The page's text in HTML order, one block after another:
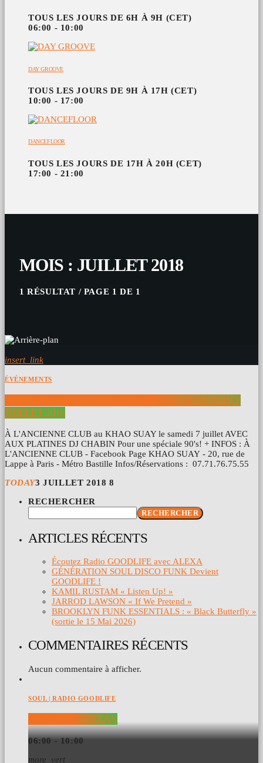
TOUS LES JOURS DE 6H À 9H (CET)
06:00 - 10:00
DAY GROOVE
TOUS LES JOURS DE 9H À 17H (CET)
10:00 - 17:00
DANCEFLOOR
TOUS LES JOURS DE 17H À 20H (CET)
17:00 - 21:00
MOIS : JUILLET 2018
1 RÉSULTAT / PAGE 1 DE 1
insert_link
ÉVÉNEMENTS
À L’ANCIENNE CLUB AU KHAO SUAY LE SAMEDI 7
JUILLET 2018
À L'ANCIENNE CLUB au KHAO SUAY le samedi 7 juillet AVEC
AUX PLATINES DJ CHABIN Pour une spéciale 90's! + INFOS : À
L'ANCIENNE CLUB - Facebook Page KHAO SUAY - 20, rue de
Lappe à Paris - Métro Bastille Infos/Réservations : 07.71.76.75.55
TODAY3 JUILLET 2018 8
RECHERCHER
RECHERCHER
ARTICLES RÉCENTS
Écoutez Radio GOODLIFE avec ALEXA
GÉNÉRATION SOUL DISCO FUNK Devient
GOODLIFE !
KAMIL RUSTAM « Listen Up! »
JARROD LAWSON « If We Pretend »
BROOKLYN FUNK ESSENTIALS : « Black Butterfly »
(sortie le 15 Mai 2026)
COMMENTAIRES RÉCENTS
Aucun commentaire à afficher.
SOUL | RADIO GOODLIFE
WAKE UP & RELAX
06:00 - 10:00
more_vert